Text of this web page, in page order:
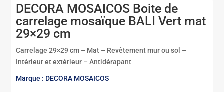
DECORA MOSAICOS Boite de
carrelage mosaïque BALI Vert mat
29×29 cm
Carrelage 29×29 cm – Mat – Revêtement mur ou sol –
Intérieur et extérieur – Antidérapant
Marque : DECORA MOSAICOS